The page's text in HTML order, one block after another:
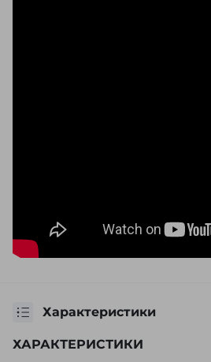
Характеристики
ХАРАКТЕРИСТИКИ